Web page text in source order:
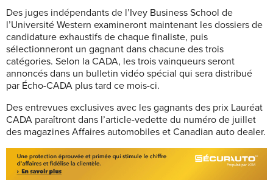
Des juges indépendants de l’Ivey Business School de
l’Université Western examineront maintenant les dossiers de
candidature exhaustifs de chaque finaliste, puis
sélectionneront un gagnant dans chacune des trois
catégories. Selon la CADA, les trois vainqueurs seront
annoncés dans un bulletin vidéo spécial qui sera distribué
par Écho-CADA plus tard ce mois-ci.
Des entrevues exclusives avec les gagnants des prix Lauréat
CADA paraîtront dans l’article-vedette du numéro de juillet
des magazines Affaires automobiles et Canadian auto dealer.